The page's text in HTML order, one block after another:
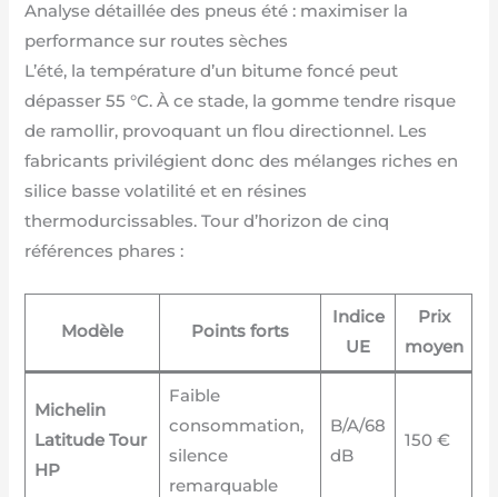
Analyse détaillée des pneus été : maximiser la
performance sur routes sèches
L’été, la température d’un bitume foncé peut
dépasser 55 °C. À ce stade, la gomme tendre risque
de ramollir, provoquant un flou directionnel. Les
fabricants privilégient donc des mélanges riches en
silice basse volatilité et en résines
thermodurcissables. Tour d’horizon de cinq
références phares :
Modèle Points forts
Indice
UE
Prix
moyen
Michelin
Latitude Tour
HP
Faible
consommation,
silence
remarquable
B/A/68
dB
150 €